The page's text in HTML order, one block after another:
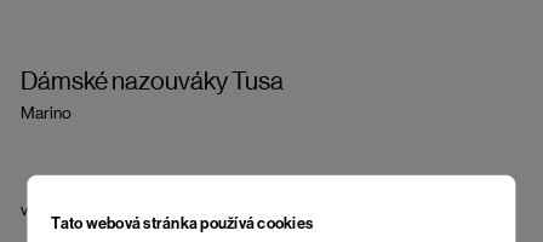
Tato webová stránka používá cookies
Dámské nazouváky Tusa
Marino